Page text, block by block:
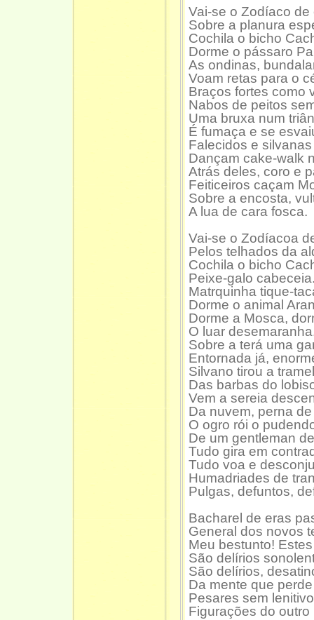
Vai-se o Zodíaco de
Sobre a planura
Cochila o bicho
Dorme o pássaro
As ondinas,
Voam retas para o
Braços fortes como
Nabos de peitos
Uma bruxa num
É fumaça e se
Falecidos e silvanas
Dançam cake-walk
Atrás deles, coro e
Feiticeiros caçam
Sobre a encosta,
A lua de cara fosca.
Vai-se o Zodíacoa
Pelos telhados da
Cochila o bicho
Peixe-galo
Matrquinha tique-
Dorme o animal
Dorme a Mosca,
O luar
Sobre a terá uma
Entornada já,
Silvano tirou a
Das barbas do
Vem a sereia
Da nuvem, perna
O ogro rói o
De um gentleman
Tudo gira em
Tudo voa e
Humadriades de
Pulgas, defuntos,
Bacharel de eras
General dos novos
Meu bestunto!
São delírios
São delírios,
Da mente que
Pesares sem
Figurações do outro